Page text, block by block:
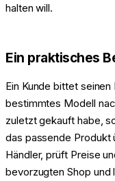
halten will.
Ein praktisches
Ein Kunde bittet
bestimmtes Modell
zuletzt gekauft habe,
das passende
Händler, prüft Preise
bevorzugten Shop und